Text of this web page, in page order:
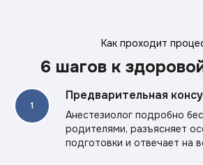
Как проходит
6 шагов к
Предварительная
Анестезиолог подробно
родителями, разъясняет
подготовки и отвечает на